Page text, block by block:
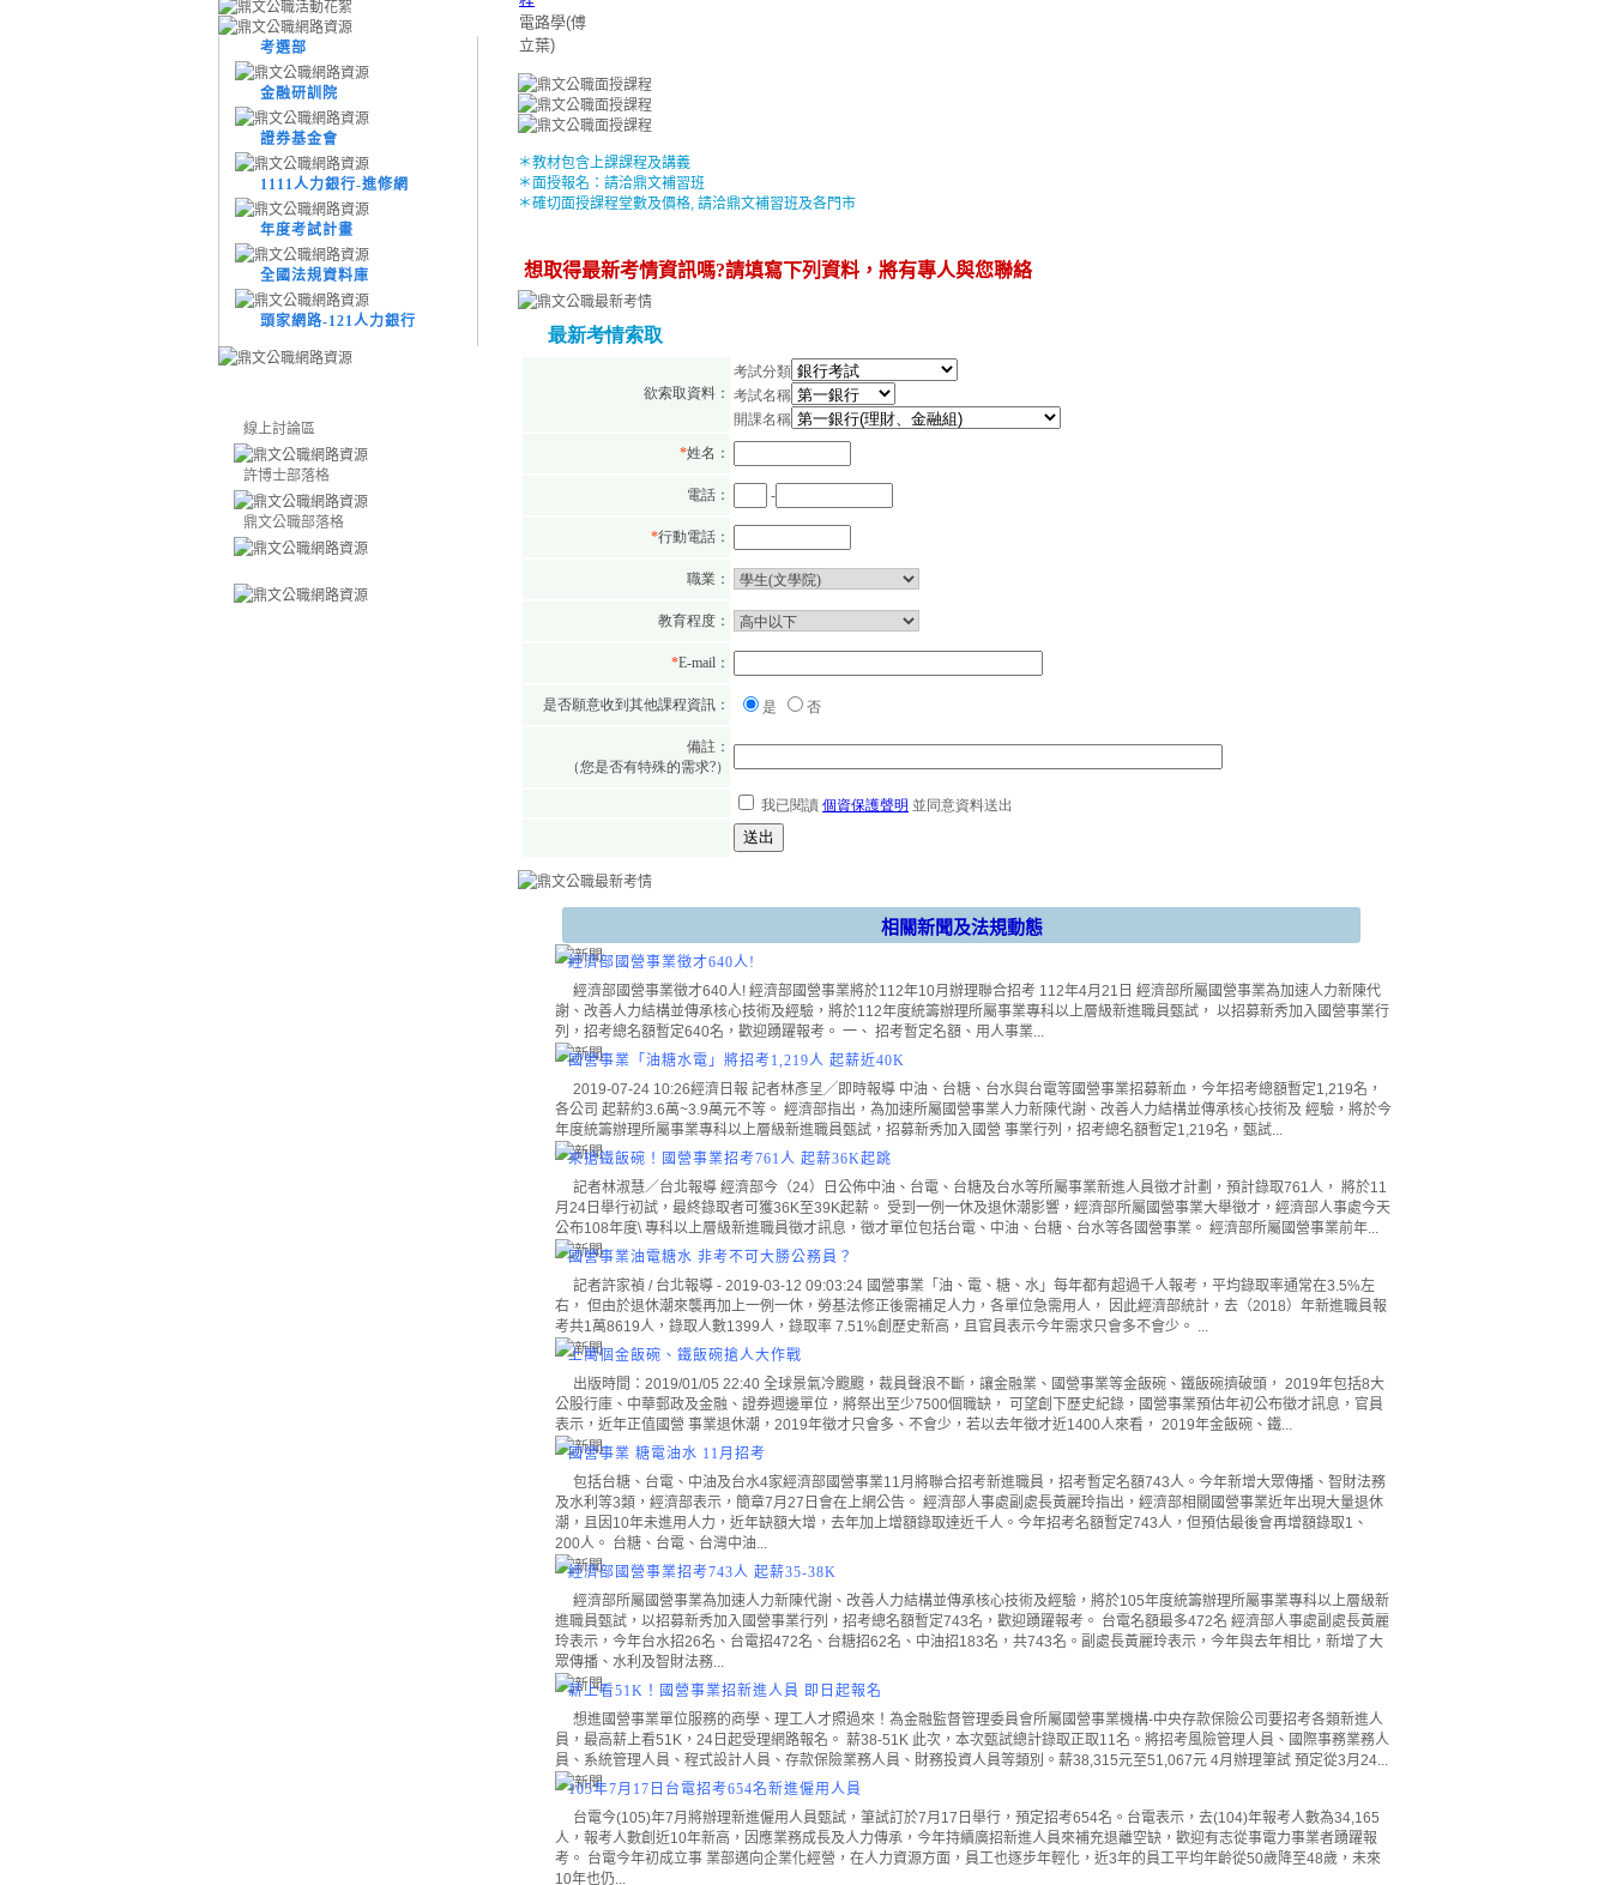
考選部
金融研訓院
證券基金會
1111人力銀行-進修網
年度考試計畫
全國法規資料庫
頭家網路-121人力銀行
線上討論區
許博士部落格
鼎文公職部落格
電路學(傅
立葉)
＊教材包含上課課程及講義
＊面授報名：請洽鼎文補習班
＊確切面授課程堂數及價格, 請洽鼎文補習班及各門市
想取得最新考情資訊嗎?請填寫下列資料，將有專人與您聯絡
相關新聞及法規動態
經濟部國營事業徵才640人!
經濟部國營事業徵才640人! 經濟部國營事業將於112年10月辦理聯合招考 112年4月21日 經濟部所屬國營事業為加速人力新陳代
謝、改善人力結構並傳承核心技術及經驗，將於112年度統籌辦理所屬事業專科以上層級新進職員甄試， 以招募新秀加入國營事業行
列，招考總名額暫定640名，歡迎踴躍報考。 一、 招考暫定名額、用人事業...
國營事業「油糖水電」將招考1,219人 起薪近40K
2019-07-24 10:26經濟日報 記者林彥呈╱即時報導 中油、台糖、台水與台電等國營事業招募新血，今年招考總額暫定1,219名，
各公司 起薪約3.6萬~3.9萬元不等。 經濟部指出，為加速所屬國營事業人力新陳代謝、改善人力結構並傳承核心技術及 經驗，將於今
年度統籌辦理所屬事業專科以上層級新進職員甄試，招募新秀加入國營 事業行列，招考總名額暫定1,219名，甄試...
來搶鐵飯碗！國營事業招考761人 起薪36K起跳
記者林淑慧／台北報導 經濟部今（24）日公佈中油、台電、台糖及台水等所屬事業新進人員徵才計劃，預計錄取761人， 將於11
月24日舉行初試，最終錄取者可獲36K至39K起薪。 受到一例一休及退休潮影響，經濟部所屬國營事業大舉徵才，經濟部人事處今天
公布108年度\ 專科以上層級新進職員徵才訊息，徵才單位包括台電、中油、台糖、台水等各國營事業。 經濟部所屬國營事業前年...
國營事業油電糖水 非考不可大勝公務員？
記者許家禎 / 台北報導 - 2019-03-12 09:03:24 國營事業「油、電、糖、水」每年都有超過千人報考，平均錄取率通常在3.5%左
右， 但由於退休潮來襲再加上一例一休，勞基法修正後需補足人力，各單位急需用人， 因此經濟部統計，去（2018）年新進職員報
考共1萬8619人，錄取人數1399人，錄取率 7.51%創歷史新高，且官員表示今年需求只會多不會少。 ...
上萬個金飯碗、鐵飯碗搶人大作戰
出版時間：2019/01/05 22:40 全球景氣冷颼颼，裁員聲浪不斷，讓金融業、國營事業等金飯碗、鐵飯碗擠破頭， 2019年包括8大
公股行庫、中華郵政及金融、證券週邊單位，將祭出至少7500個職缺， 可望創下歷史紀錄，國營事業預估年初公布徵才訊息，官員
表示，近年正值國營 事業退休潮，2019年徵才只會多、不會少，若以去年徵才近1400人來看， 2019年金飯碗、鐵...
國營事業 糖電油水 11月招考
包括台糖、台電、中油及台水4家經濟部國營事業11月將聯合招考新進職員，招考暫定名額743人。今年新增大眾傳播、智財法務
及水利等3類，經濟部表示，簡章7月27日會在上網公告。 經濟部人事處副處長黃麗玲指出，經濟部相關國營事業近年出現大量退休
潮，且因10年未進用人力，近年缺額大增，去年加上增額錄取達近千人。今年招考名額暫定743人，但預估最後會再增額錄取1、
200人。 台糖、台電、台灣中油...
經濟部國營事業招考743人 起薪35-38K
經濟部所屬國營事業為加速人力新陳代謝、改善人力結構並傳承核心技術及經驗，將於105年度統籌辦理所屬事業專科以上層級新
進職員甄試，以招募新秀加入國營事業行列，招考總名額暫定743名，歡迎踴躍報考。 台電名額最多472名 經濟部人事處副處長黃麗
玲表示，今年台水招26名、台電招472名、台糖招62名、中油招183名，共743名。副處長黃麗玲表示，今年與去年相比，新增了大
眾傳播、水利及智財法務...
薪上看51K！國營事業招新進人員 即日起報名
想進國營事業單位服務的商學、理工人才照過來！為金融監督管理委員會所屬國營事業機構-中央存款保險公司要招考各類新進人
員，最高薪上看51K，24日起受理網路報名。 薪38-51K 此次，本次甄試總計錄取正取11名。將招考風險管理人員、國際事務業務人
員、系統管理人員、程式設計人員、存款保險業務人員、財務投資人員等類別。薪38,315元至51,067元 4月辦理筆試 預定從3月24...
105年7月17日台電招考654名新進僱用人員
台電今(105)年7月將辦理新進僱用人員甄試，筆試訂於7月17日舉行，預定招考654名。台電表示，去(104)年報考人數為34,165
人，報考人數創近10年新高，因應業務成長及人力傳承，今年持續廣招新進人員來補充退離空缺，歡迎有志從事電力事業者踴躍報
考。 台電今年初成立事 業部邁向企業化經營，在人力資源方面，員工也逐步年輕化，近3年的員工平均年齡從50歲降至48歲，未來
10年也仍...